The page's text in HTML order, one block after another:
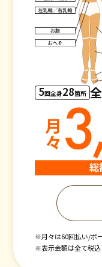
5回全身28箇所
※月々は60回払い/ボ
※表示金額は全て税込